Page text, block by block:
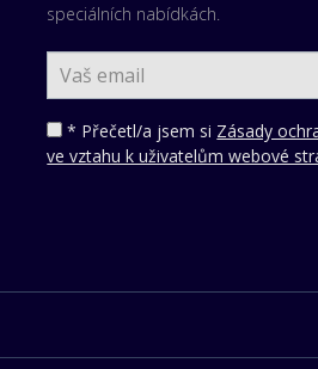
speciálních nabídkách.
* Přečetl/a jsem si Zásady
ve vztahu k uživatelům webové